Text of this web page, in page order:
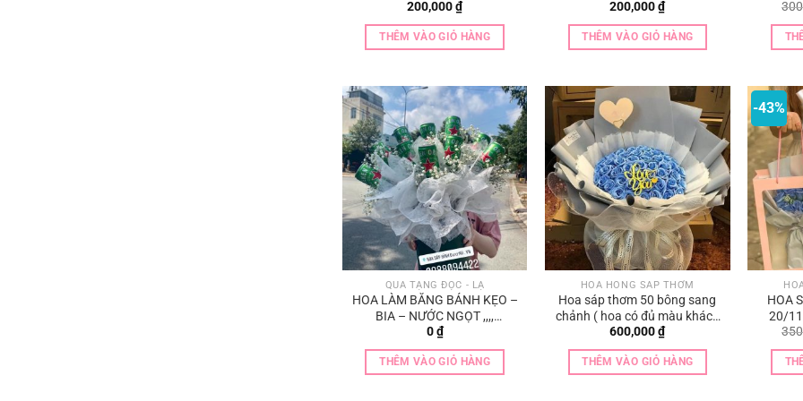
200,000₫
THÊM VÀO GIỎ HÀNG
200,000₫
THÊM VÀO GIỎ HÀNG
QUÀ TẶNG ĐỘC - LẠ
HOA LÀM BẰNG BÁNH KẸO –
BIA – NƯỚC NGỌT ,,,,
HOTTREND
0₫
THÊM VÀO GIỎ HÀNG
HOA HỒNG SÁP THƠM
Hoa sáp thơm 50 bông sang
chảnh ( hoa có đủ màu khách
lựa chọn ạ)
600,000₫
THÊM VÀO GIỎ HÀNG
-43%
HOA
20/